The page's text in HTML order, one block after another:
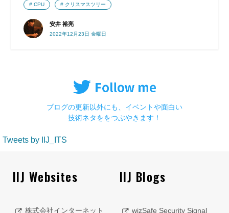
安井 裕亮
2022年12月23日 金曜日
CPU クリスマスツリー
ブログの更新以外にも、イベントや面白い
技術ネタををつぶやきます！
Tweets by IIJ_ITS
IIJ Websites
株式会社インターネット
IIJ Blogs
wizSafe Security Signal